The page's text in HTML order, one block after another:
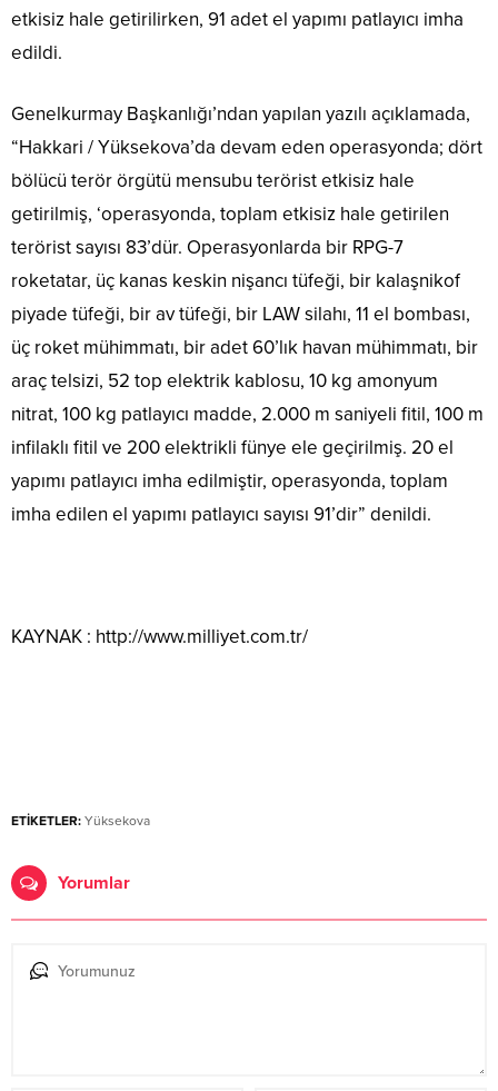
etkisiz hale getirilirken, 91 adet el yapımı patlayıcı imha
edildi.
Genelkurmay Başkanlığı’ndan yapılan yazılı açıklamada,
“Hakkari / Yüksekova’da devam eden operasyonda; dört
bölücü terör örgütü mensubu terörist etkisiz hale
getirilmiş, ‘operasyonda, toplam etkisiz hale getirilen
terörist sayısı 83’dür. Operasyonlarda bir RPG-7
roketatar, üç kanas keskin nişancı tüfeği, bir kalaşnikof
piyade tüfeği, bir av tüfeği, bir LAW silahı, 11 el bombası,
üç roket mühimmatı, bir adet 60’lık havan mühimmatı, bir
araç telsizi, 52 top elektrik kablosu, 10 kg amonyum
nitrat, 100 kg patlayıcı madde, 2.000 m saniyeli fitil, 100 m
infilaklı fitil ve 200 elektrikli fünye ele geçirilmiş. 20 el
yapımı patlayıcı imha edilmiştir, operasyonda, toplam
imha edilen el yapımı patlayıcı sayısı 91’dir” denildi.
KAYNAK : http://www.milliyet.com.tr/
ETİKETLER: Yüksekova
Yorumlar